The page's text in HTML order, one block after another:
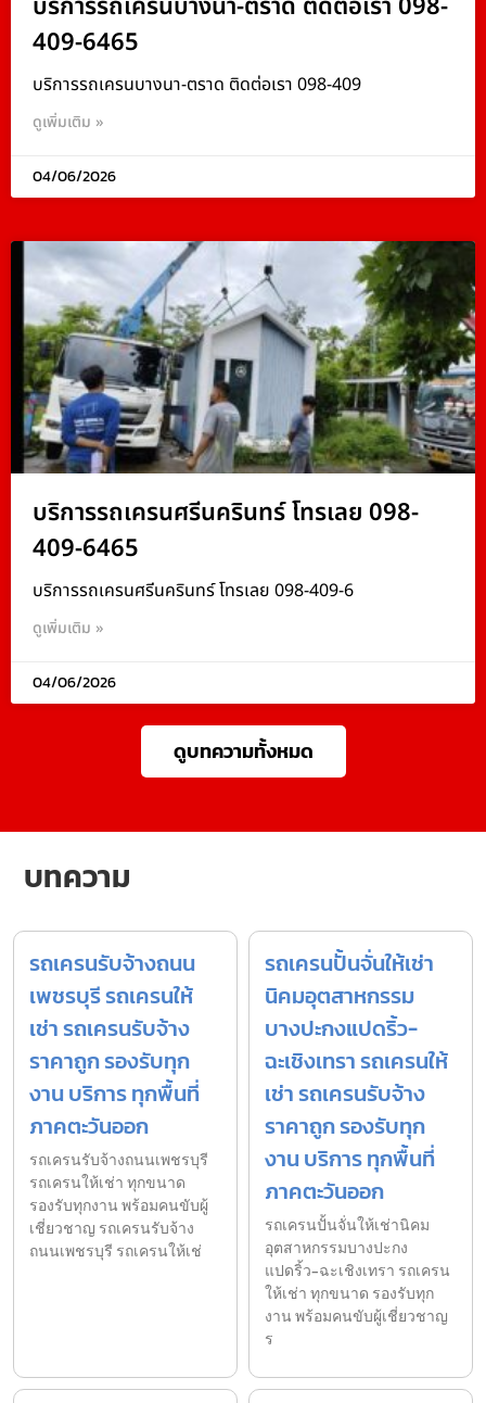
409-6465
บริการรถเครนบางนา-ตราด ติดต่อเรา 098-409
ดูเพิ่มเติม »
04/06/2026
บริการรถเครนศรีนครินทร์ โทรเลย 098-
409-6465
บริการรถเครนศรีนครินทร์ โทรเลย 098-409-6
ดูเพิ่มเติม »
04/06/2026
ดูบทความทั้งหมด
บทความ
รถเครนรับจ้างถนน
เพชรบุรี รถเครนให้
เช่า รถเครนรับจ้าง
ราคาถูก รองรับทุก
งาน บริการ ทุกพื้นที่
ภาคตะวันออก
รถเครนรับจ้างถนนเพชรบุรี
รถเครนให้เช่า ทุกขนาด
รองรับทุกงาน พร้อมคนขับผู้
เชี่ยวชาญ รถเครนรับจ้าง
ถนนเพชรบุรี รถเครนให้เช่
รถเครนปั้นจั่นให้เช่า
นิคมอุตสาหกรรม
บางปะกงแปดริ้ว-
ฉะเชิงเทรา รถเครนให้
เช่า รถเครนรับจ้าง
ราคาถูก รองรับทุก
งาน บริการ ทุกพื้นที่
ภาคตะวันออก
รถเครนปั้นจั่นให้เช่านิคม
อุตสาหกรรมบางปะกง
แปดริ้ว-ฉะเชิงเทรา รถเครน
ให้เช่า ทุกขนาด รองรับทุก
งาน พร้อมคนขับผู้เชี่ยวชาญ
ร